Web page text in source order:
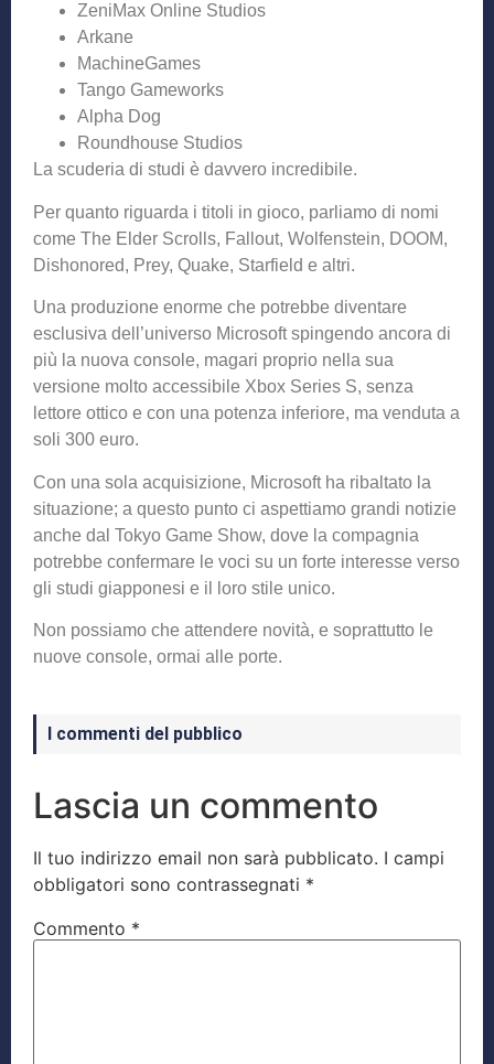
ZeniMax Online Studios
Arkane
MachineGames
Tango Gameworks
Alpha Dog
Roundhouse Studios
La scuderia di studi è davvero incredibile.
Per quanto riguarda i titoli in gioco, parliamo di nomi
come The Elder Scrolls, Fallout, Wolfenstein, DOOM,
Dishonored, Prey, Quake, Starfield e altri.
Una produzione enorme che potrebbe diventare
esclusiva dell’universo Microsoft spingendo ancora di
più la nuova console, magari proprio nella sua
versione molto accessibile Xbox Series S, senza
lettore ottico e con una potenza inferiore, ma venduta a
soli 300 euro.
Con una sola acquisizione, Microsoft ha ribaltato la
situazione; a questo punto ci aspettiamo grandi notizie
anche dal Tokyo Game Show, dove la compagnia
potrebbe confermare le voci su un forte interesse verso
gli studi giapponesi e il loro stile unico.
Non possiamo che attendere novità, e soprattutto le
nuove console, ormai alle porte.
I commenti del pubblico
Lascia un commento
Il tuo indirizzo email non sarà pubblicato. I campi
obbligatori sono contrassegnati *
Commento *